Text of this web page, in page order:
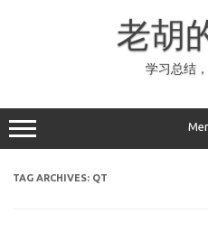
老胡
学习总结
TAG ARCHIVES: QT